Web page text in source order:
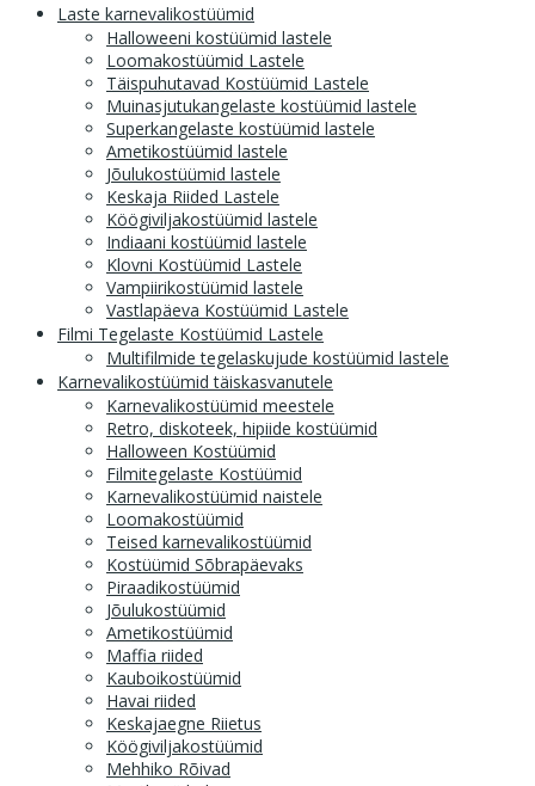
Laste karnevalikostüümid
Halloweeni kostüümid lastele
Loomakostüümid Lastele
Täispuhutavad Kostüümid Lastele
Muinasjutukangelaste kostüümid lastele
Superkangelaste kostüümid lastele
Ametikostüümid lastele
Jõulukostüümid lastele
Keskaja Riided Lastele
Köögiviljakostüümid lastele
Indiaani kostüümid lastele
Klovni Kostüümid Lastele
Vampiirikostüümid lastele
Vastlapäeva Kostüümid Lastele
Filmi Tegelaste Kostüümid Lastele
Multifilmide tegelaskujude kostüümid lastele
Karnevalikostüümid täiskasvanutele
Karnevalikostüümid meestele
Retro, diskoteek, hipiide kostüümid
Halloween Kostüümid
Filmitegelaste Kostüümid
Karnevalikostüümid naistele
Loomakostüümid
Teised karnevalikostüümid
Kostüümid Sõbrapäevaks
Piraadikostüümid
Jõulukostüümid
Ametikostüümid
Maffia riided
Kauboikostüümid
Havai riided
Keskajaegne Riietus
Köögiviljakostüümid
Mehhiko Rõivad